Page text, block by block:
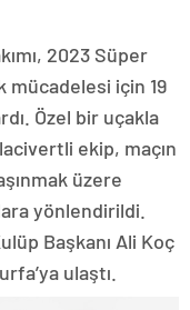
2023 Süper
mücadelesi için 19
Özel bir uçakla
ekip, maçın
üzere
yönlendirildi.
Başkanı Ali Koç
ulaştı.